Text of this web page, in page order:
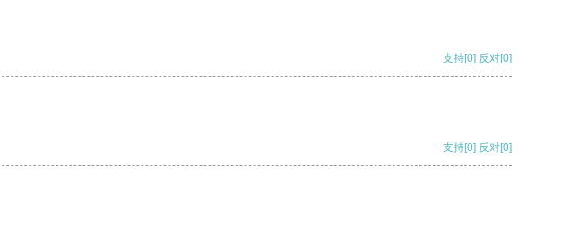
支持[0] 反对[0]
支持[0] 反对[0]